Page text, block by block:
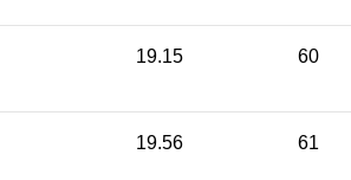
19.15 60
19.56 61